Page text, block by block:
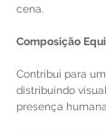
cena.
Composição
Contribui para
distribuindo
presença